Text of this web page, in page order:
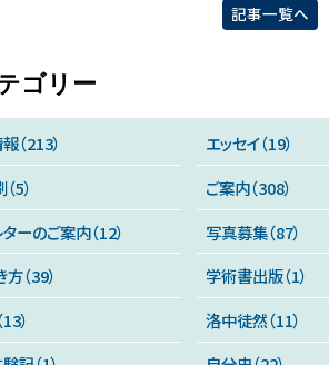
記事一覧へ
ゴリー
（213） エッセイ（19）
5）
ご案内（308）
ーのご案内（12）
写真募集（87）
（39）
学術書出版（1）
）
洛中徒然（11）